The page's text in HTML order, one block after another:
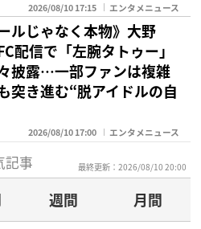
2026/08/10 17:15 エンタメニュース
ルじゃなく本物》大野
配信で「左腕タトゥー」
披露…一部ファンは複雑
突き進む“脱アイドルの自
2026/08/10 17:00 エンタメニュース
記事 最終更新：2026/08/10 20:00
週間
月間